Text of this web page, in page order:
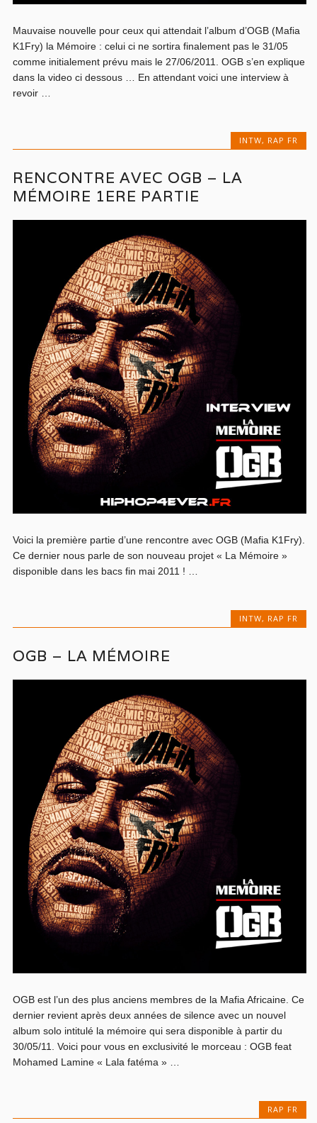
Mauvaise nouvelle pour ceux qui attendait l’album d’OGB (Mafia
K1Fry) la Mémoire : celui ci ne sortira finalement pas le 31/05
comme initialement prévu mais le 27/06/2011. OGB s’en explique
dans la video ci dessous … En attendant voici une interview à
revoir …
INTW, RAP FR
RENCONTRE AVEC OGB – LA
MÉMOIRE 1ERE PARTIE
Voici la première partie d’une rencontre avec OGB (Mafia K1Fry).
Ce dernier nous parle de son nouveau projet « La Mémoire »
disponible dans les bacs fin mai 2011 ! …
INTW, RAP FR
OGB – LA MÉMOIRE
OGB est l’un des plus anciens membres de la Mafia Africaine. Ce
dernier revient après deux années de silence avec un nouvel
album solo intitulé la mémoire qui sera disponible à partir du
30/05/11. Voici pour vous en exclusivité le morceau : OGB feat
Mohamed Lamine « Lala fatéma » …
RAP FR